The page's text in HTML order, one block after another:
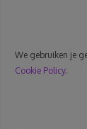
We gebruiken je
Cookie Policy.